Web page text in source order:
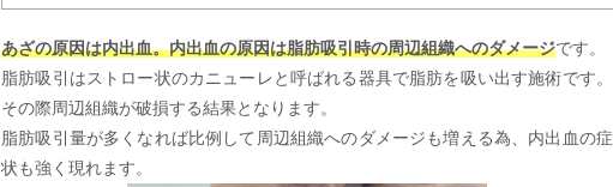
あざの原因は内出血。内出血の原因は脂肪吸引時の周辺組織へのダメージです。
脂肪吸引はストロー状のカニューレと呼ばれる器具で脂肪を吸い出す施術です。
その際周辺組織が破損する結果となります。
脂肪吸引量が多くなれば比例して周辺組織へのダメージも増える為、内出血の症
状も強く現れます。